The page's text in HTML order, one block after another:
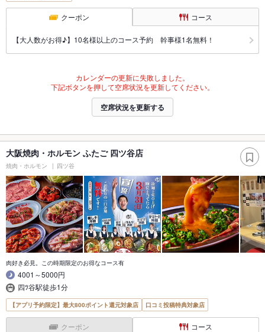
クーポン コース
【大人数がお得♪】10名様以上のコース予約 幹事様1名無料！
カレンダーの更新に失敗しました。
下記ボタンを押して空席状況を更新してください。
空席状況を更新する
大阪焼肉・ホルモン ふたご 四ツ谷店
焼肉・ホルモン 四ツ谷
肉好き必見。この時期限定のお得なコース有
4001～5000円
四ﾂ谷駅徒歩1分
【アプリ予約限定】最大800ポイント還元対象店 口コミ投稿特典対象店
クーポン コース